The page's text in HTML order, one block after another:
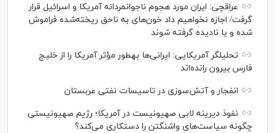
عراقچی: ایران مورد هجوم ناجوانمردانه آمریکا و اسرائیل قرار
گرفت/ اجازه نخواهیم داد خون‌های به ناحق ریخته‌شده فراموش
شده و یا نادیده گرفته شوند
تحلیلگر آمریکایی: ایرانی‌ها به‎طور مؤثر آمریکا را از خلیج
فارس بیرون رانده‌اند
انفجار و آتش‌سوزی در تاسیسات نفتی عربستان
نفوذ دیرینه لابی صهیونیست در آمریکا؛ رژیم صهیونیستی
چگونه سیاست‌های واشنگتن را دستکاری می‌کند؟